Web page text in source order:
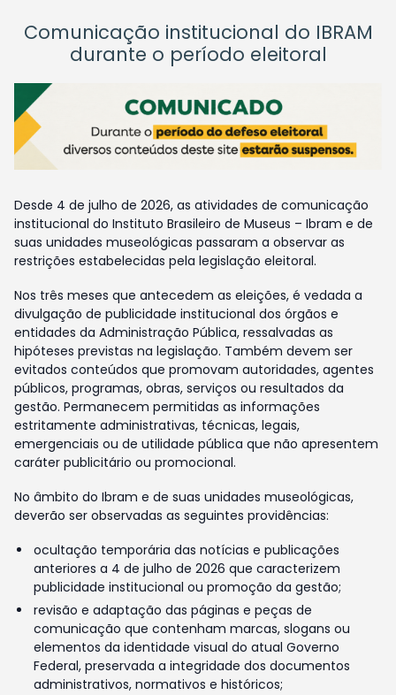
Comunicação institucional do IBRAM
durante o período eleitoral
Desde 4 de julho de 2026, as atividades de comunicação
institucional do Instituto Brasileiro de Museus – Ibram e de
suas unidades museológicas passaram a observar as
restrições estabelecidas pela legislação eleitoral.
Nos três meses que antecedem as eleições, é vedada a
divulgação de publicidade institucional dos órgãos e
entidades da Administração Pública, ressalvadas as
hipóteses previstas na legislação. Também devem ser
evitados conteúdos que promovam autoridades, agentes
públicos, programas, obras, serviços ou resultados da
gestão. Permanecem permitidas as informações
estritamente administrativas, técnicas, legais,
emergenciais ou de utilidade pública que não apresentem
caráter publicitário ou promocional.
No âmbito do Ibram e de suas unidades museológicas,
deverão ser observadas as seguintes providências:
ocultação temporária das notícias e publicações
anteriores a 4 de julho de 2026 que caracterizem
publicidade institucional ou promoção da gestão;
revisão e adaptação das páginas e peças de
comunicação que contenham marcas, slogans ou
elementos da identidade visual do atual Governo
Federal, preservada a integridade dos documentos
administrativos, normativos e históricos;